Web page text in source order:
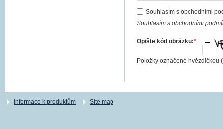
Souhlasím s obchodními
Souhlasím s obchodními
Opište kód obrázku:*
Položky označené hvězdičkou (
Informace k produktům Site map